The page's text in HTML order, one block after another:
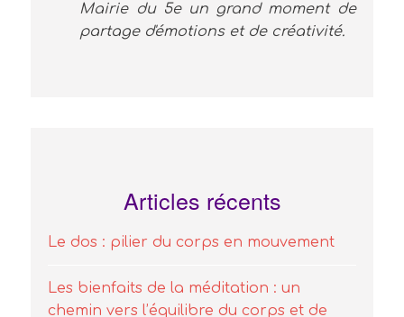
Mairie du 5e un grand moment de
partage d'émotions et de créativité.
Articles récents
Le dos : pilier du corps en mouvement
Les bienfaits de la méditation : un
chemin vers l’équilibre du corps et de